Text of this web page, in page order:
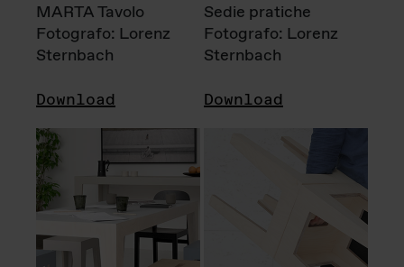
MARTA Tavolo
Fotografo: Lorenz
Sternbach
Download
Sedie pratiche
Fotografo: Lorenz
Sternbach
Download